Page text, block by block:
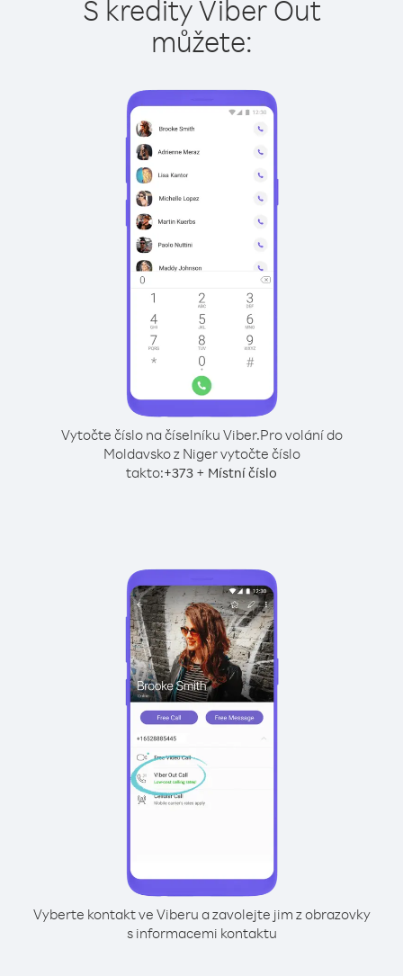
S kredity Viber Out
můžete:
Vytočte číslo na číselníku Viber.Pro volání do
Moldavsko z Niger vytočte číslo
takto:+373 + Místní číslo
Vyberte kontakt ve Viberu a zavolejte jim z obrazovky
s informacemi kontaktu